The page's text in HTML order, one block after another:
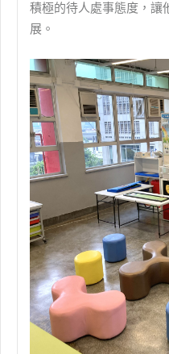
積極的待人處事態度，讓
展。